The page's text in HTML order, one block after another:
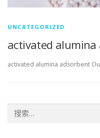
UNCATEGORIZED
activated alumina
activated alumina adsorbent
索：